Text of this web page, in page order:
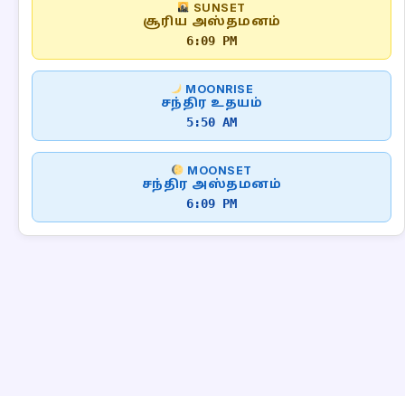
SUNSET
சூரிய அஸ்தமனம்
6:09 PM
MOONRISE
சந்திர உதயம்
5:50 AM
MOONSET
சந்திர அஸ்தமனம்
6:09 PM